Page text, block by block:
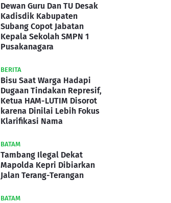
Dewan Guru Dan TU Desak
Kadisdik Kabupaten
Subang Copot Jabatan
Kepala Sekolah SMPN 1
Pusakanagara
BERITA
Bisu Saat Warga Hadapi
Dugaan Tindakan Represif,
Ketua HAM-LUTIM Disorot
karena Dinilai Lebih Fokus
Klarifikasi Nama
BATAM
Tambang Ilegal Dekat
Mapolda Kepri Dibiarkan
Jalan Terang-Terangan
BATAM